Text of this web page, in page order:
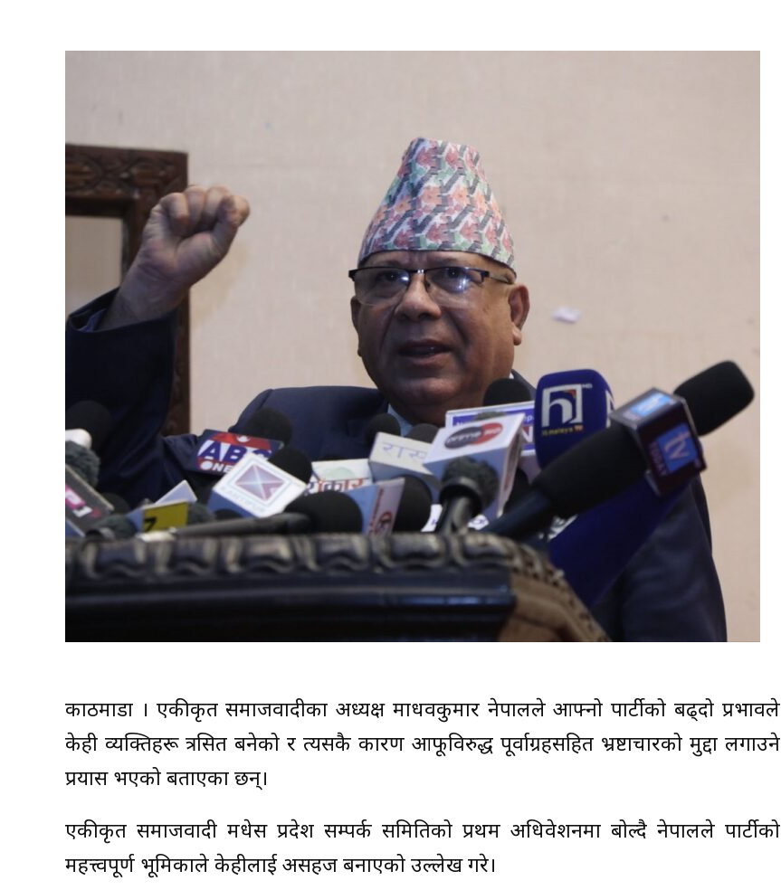
काठमाडौं । एकीकृत समाजवादीका अध्यक्ष माधवकुमार नेपालले आफ्नो पार्टीको बढ्दो प्रभावले
केही व्यक्तिहरू त्रसित बनेको र त्यसकै कारण आफूविरुद्ध पूर्वाग्रहसहित भ्रष्टाचारको मुद्दा लगाउने
प्रयास भएको बताएका छन्।
एकीकृत समाजवादी मधेस प्रदेश सम्पर्क समितिको प्रथम अधिवेशनमा बोल्दै नेपालले पार्टीको
महत्त्वपूर्ण भूमिकाले केहीलाई असहज बनाएको उल्लेख गरे।